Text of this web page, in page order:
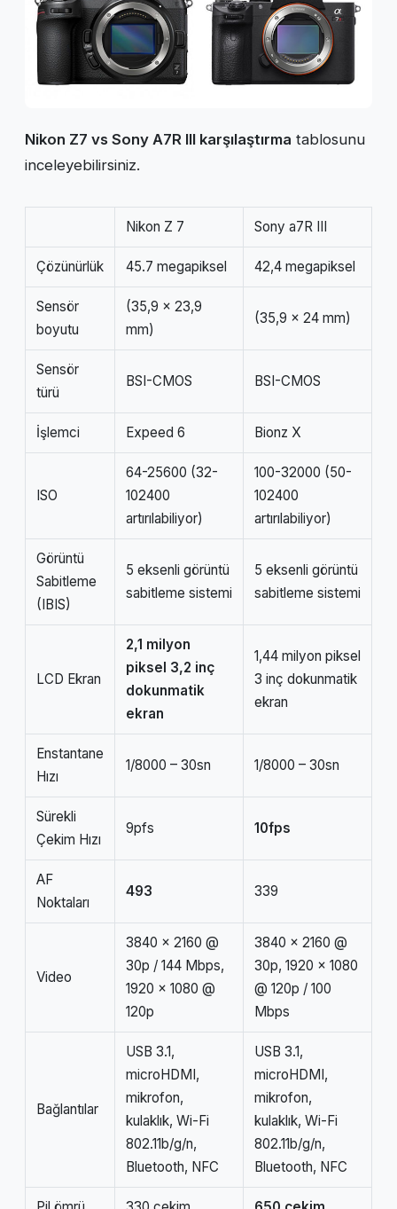
Nikon Z7 vs Sony A7R III karşılaştırma tablosunu
inceleyebilirsiniz.
Nikon Z 7 Sony a7R III
Çözünürlük 45.7 megapiksel 42,4 megapiksel
Sensör
boyutu
(35,9 x 23,9
mm)
(35,9 x 24 mm)
Sensör
türü
BSI-CMOS BSI-CMOS
İşlemci Expeed 6 Bionz X
ISO
64-25600 (32-
102400
artırılabiliyor)
100-32000 (50-
102400
artırılabiliyor)
Görüntü
Sabitleme
(IBIS)
5 eksenli görüntü
sabitleme sistemi
5 eksenli görüntü
sabitleme sistemi
LCD Ekran
2,1 milyon
piksel 3,2 inç
dokunmatik
ekran
1,44 milyon piksel
3 inç dokunmatik
ekran
Enstantane
Hızı
1/8000 – 30sn 1/8000 – 30sn
Sürekli
Çekim Hızı
9pfs 10fps
AF
Noktaları
493 339
Video
3840 x 2160 @
30p / 144 Mbps,
1920 x 1080 @
120p
3840 x 2160 @
30p, 1920 x 1080
@ 120p / 100
Mbps
Bağlantılar
USB 3.1,
microHDMI,
mikrofon,
kulaklık, Wi-Fi
802.11b/g/n,
Bluetooth, NFC
USB 3.1,
microHDMI,
mikrofon,
kulaklık, Wi-Fi
802.11b/g/n,
Bluetooth, NFC